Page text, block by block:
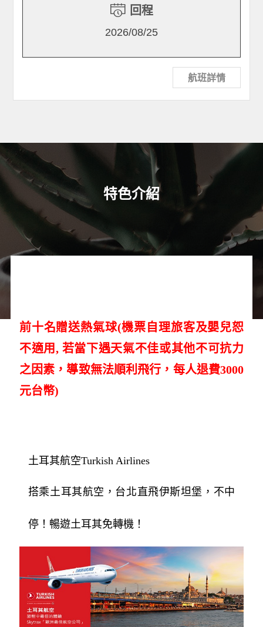
回程
2026/08/25
航班詳情
特色介紹
前十名贈送熱氣球(機票自理旅客及嬰兒恕
不適用, 若當下遇天氣不佳或其他不可抗力
之因素，導致無法順利飛行，每人退費3000
元台幣)
土耳其航空Turkish Airlines
搭乘土耳其航空，台北直飛伊斯坦堡，不中
停！暢遊土耳其免轉機！